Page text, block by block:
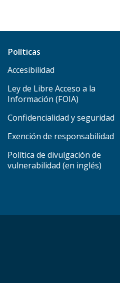
Políticas
Accesibilidad
Ley de Libre Acceso a la
Información (FOIA)
Confidencialidad y seguridad
Exención de responsabilidad
Política de divulgación de
vulnerabilidad (en inglés)